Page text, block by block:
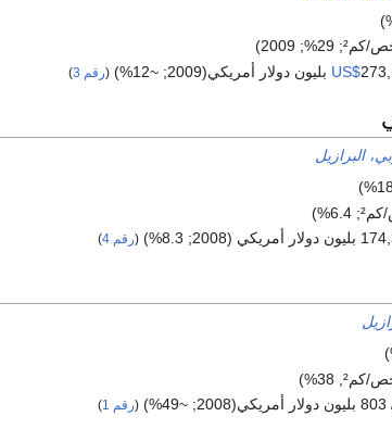
US$دولار أمريكي(2009; ~12%) (رقم 3 )
البرازيل
(رقم 4 )
(رقم 1 )